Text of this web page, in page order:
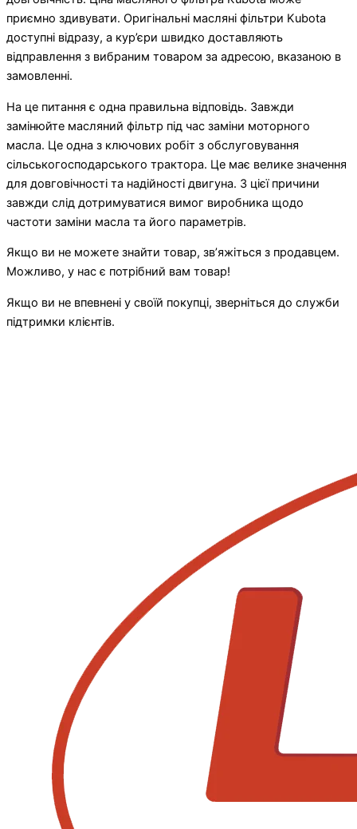
приємно здивувати. Оригінальні масляні фільтри Kubota
доступні відразу, а кур’єри швидко доставляють
відправлення з вибраним товаром за адресою, вказаною в
замовленні.
На це питання є одна правильна відповідь. Завжди
замінюйте масляний фільтр під час заміни моторного
масла. Це одна з ключових робіт з обслуговування
сільськогосподарського трактора. Це має велике значення
для довговічності та надійності двигуна. З цієї причини
завжди слід дотримуватися вимог виробника щодо
частоти заміни масла та його параметрів.
Якщо ви не можете знайти товар, зв’яжіться з продавцем.
Можливо, у нас є потрібний вам товар!
Якщо ви не впевнені у своїй покупці, зверніться до служби
підтримки клієнтів.